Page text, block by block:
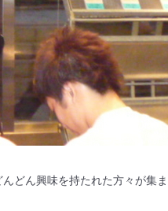
どん興味を持たれた方々が集